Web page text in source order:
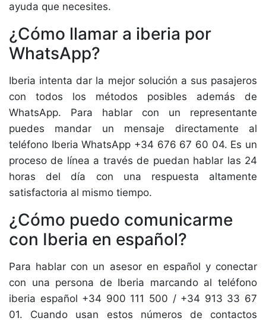
ayuda que necesites.
¿Cómo llamar a iberia por
WhatsApp?
Iberia intenta dar la mejor solución a sus pasajeros
con todos los métodos posibles además de
WhatsApp. Para hablar con un representante
puedes mandar un mensaje directamente al
teléfono Iberia WhatsApp +34 676 67 60 04. Es un
proceso de línea a través de puedan hablar las 24
horas del día con una respuesta altamente
satisfactoria al mismo tiempo.
¿Cómo puedo comunicarme
con Iberia en español?
Para hablar con un asesor en español y conectar
con una persona de Iberia marcando al teléfono
iberia español +34 900 111 500 / +34 913 33 67
01. Cuando usan estos números de contactos